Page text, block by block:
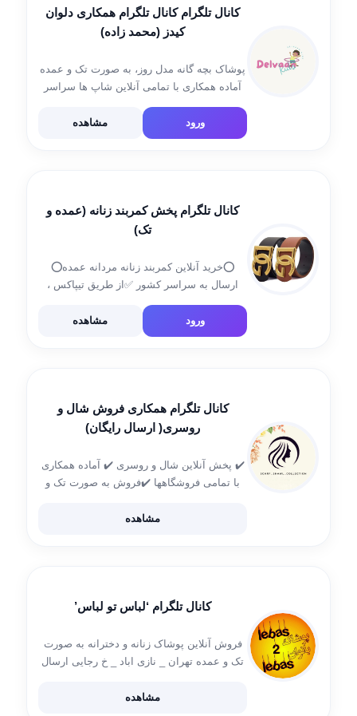
کانال تلگرام کانال تلگرام همکاری دلوان
کیدز (محمد زاده)
پوشاک بچه گانه مدل روز، به صورت تک و عمده
آماده همکاری با تمامی آنلاین شاپ ها سراسر
منفی یک راهروی 10 09036632604 کانال
ورود مشاهده
کانال تلگرام پخش کمربند زنانه (عمده و
تک)
⭕خرید آنلاین کمربند زنانه مردانه عمده⭕
ارسال به سراسر کشور ✅از طریق تیپاکس ،
@mezon_ana_gallery
ورود مشاهده
کانال تلگرام همکاری فروش شال و
روسری( ارسال رایگان)
✔️ پخش آنلاین شال و روسری ✔️ آماده همکاری
با تمامی فروشگاهها ✔️فروش به صورت تک و
مشاهده
کانال تلگرام ‘لباس تو لباس’
فروش آنلاین پوشاک زنانه و دخترانه به صورت
تک و عمده تهران _ نازی اباد _ خ رجایی ارسال
مشاهده